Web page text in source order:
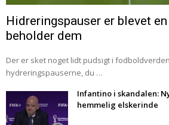
Hidreringspauser er blevet
beholder dem
Der er sket noget lidt pudsigt i
hydreringspauserne, du …
Infantino i skandalen:
hemmelig elskerinde